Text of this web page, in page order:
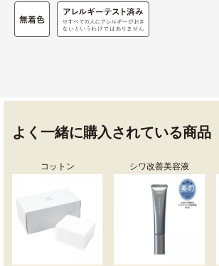
よく一緒に購入されている商品
コットン シワ改善美容液